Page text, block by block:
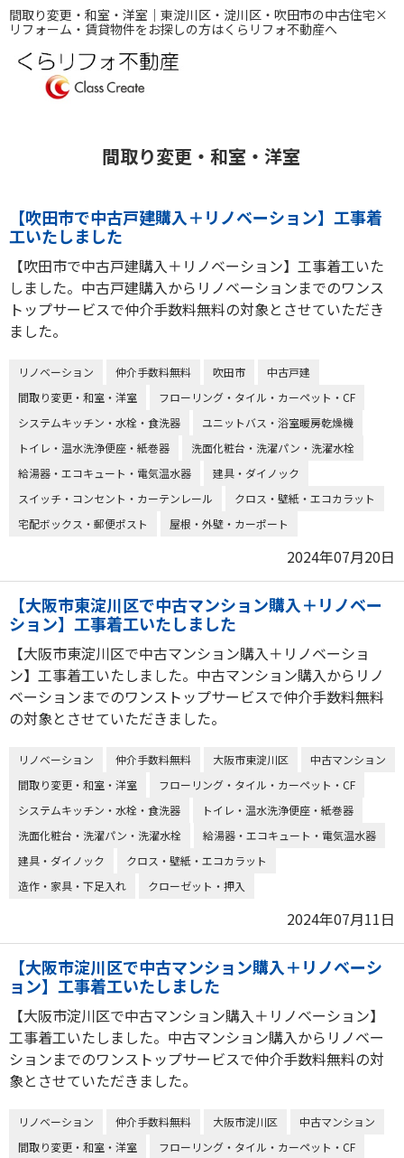
間取り変更・和室・洋室｜東淀川区・淀川区・吹田市の中古住宅×
リフォーム・賃貸物件をお探しの方はくらリフォ不動産へ
間取り変更・和室・洋室
【吹田市で中古戸建購入＋リノベーション】工事着
工いたしました
【吹田市で中古戸建購入＋リノベーション】工事着工いた
しました。中古戸建購入からリノベーションまでのワンス
トップサービスで仲介手数料無料の対象とさせていただき
ました。
リノベーション 仲介手数料無料 吹田市
中古戸建
間取り変更・和室・洋室
フローリング・タイル・カーペット・CF
システムキッチン・水栓・食洗器
ユニットバス・浴室暖房乾燥機
トイレ・温水洗浄便座・紙巻器
洗面化粧台・洗濯パン・洗濯水栓
給湯器・エコキュート・電気温水器
建具・ダイノック
スイッチ・コンセント・カーテンレール
クロス・壁紙・エコカラット
宅配ボックス・郵便ポスト
屋根・外壁・カーポート
2024年07月20日
【大阪市東淀川区で中古マンション購入＋リノベー
ション】工事着工いたしました
【大阪市東淀川区で中古マンション購入＋リノベーショ
ン】工事着工いたしました。中古マンション購入からリノ
ベーションまでのワンストップサービスで仲介手数料無料
の対象とさせていただきました。
リノベーション 仲介手数料無料 大阪市東淀川区
中古マンション
間取り変更・和室・洋室
フローリング・タイル・カーペット・CF
システムキッチン・水栓・食洗器
トイレ・温水洗浄便座・紙巻器
洗面化粧台・洗濯パン・洗濯水栓
給湯器・エコキュート・電気温水器
建具・ダイノック
クロス・壁紙・エコカラット
造作・家具・下足入れ
クローゼット・押入
2024年07月11日
【大阪市淀川区で中古マンション購入＋リノベーシ
ョン】工事着工いたしました
【大阪市淀川区で中古マンション購入＋リノベーション】
工事着工いたしました。中古マンション購入からリノベー
ションまでのワンストップサービスで仲介手数料無料の対
象とさせていただきました。
リノベーション 仲介手数料無料 大阪市淀川区
中古マンション
間取り変更・和室・洋室
フローリング・タイル・カーペット・CF